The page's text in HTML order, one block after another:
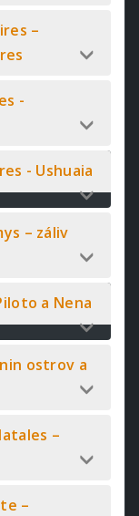
–
-
- Ushuaia
– záliv
a Nena
ostrov a
–
–